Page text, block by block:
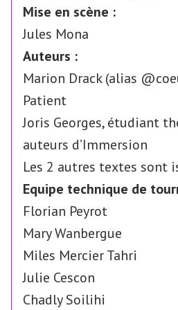
Mise en scène :
Jules Mona
Auteurs :
Marion Drack (alias
Patient
Joris Georges, étudiant
auteurs d’Immersion
Les 2 autres textes sont
Equipe technique de
Florian Peyrot
Mary Wanbergue
Miles Mercier Tahri
Julie Cescon
Chadly Soilihi